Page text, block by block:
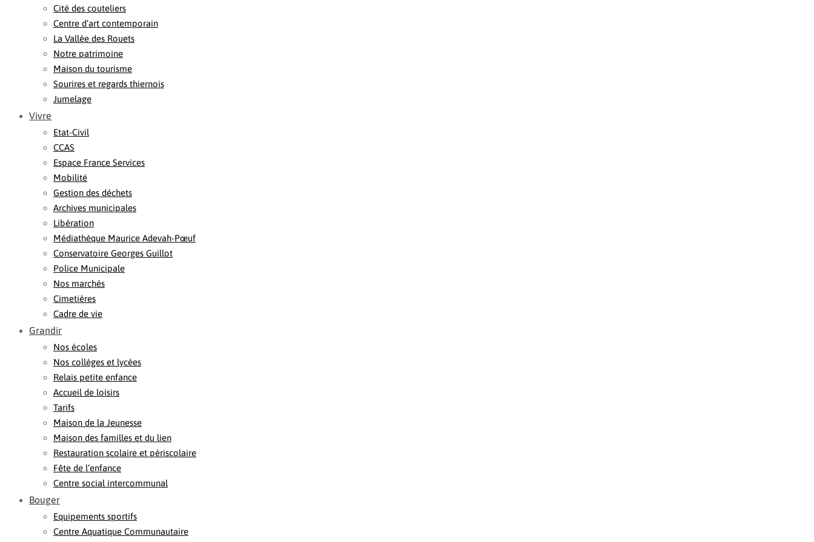
Cité des couteliers
Centre d’art contemporain
La Vallée des Rouets
Notre patrimoine
Maison du tourisme
Sourires et regards thiernois
Jumelage
Vivre
Etat-Civil
CCAS
Espace France Services
Mobilité
Gestion des déchets
Archives municipales
Libération
Médiathèque Maurice Adevah-Pœuf
Conservatoire Georges Guillot
Police Municipale
Nos marchés
Cimetières
Cadre de vie
Grandir
Nos écoles
Nos collèges et lycées
Relais petite enfance
Accueil de loisirs
Tarifs
Maison de la Jeunesse
Maison des familles et du lien
Restauration scolaire et périscolaire
Fête de l’enfance
Centre social intercommunal
Bouger
Equipements sportifs
Centre Aquatique Communautaire